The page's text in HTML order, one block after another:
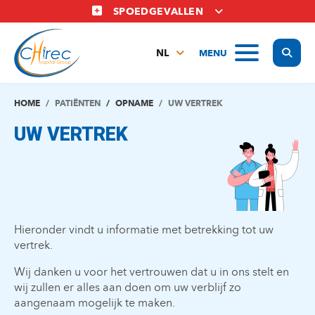
en
naar
inhoud
gaan
SPOEDGEVALLEN
MENU
NL
EN
HOME PATIËNTEN OPNAME UW VERTREK
UW VERTREK
Hieronder vindt u informatie met betrekking tot uw
vertrek.
Wij danken u voor het vertrouwen dat u in ons stelt en
wij zullen er alles aan doen om uw verblijf zo
aangenaam mogelijk te maken.